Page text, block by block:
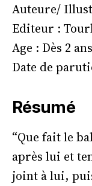
Auteure/
Editeur :
Age : Dès 2
Date de
Résumé
“Que fait le
après lui et
joint à lui,